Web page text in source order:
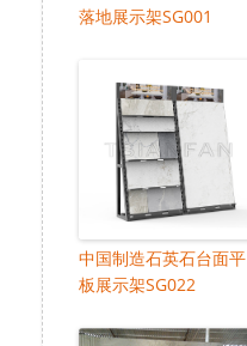
落地展示架SG001
中国制造石英石台面平
板展示架SG022